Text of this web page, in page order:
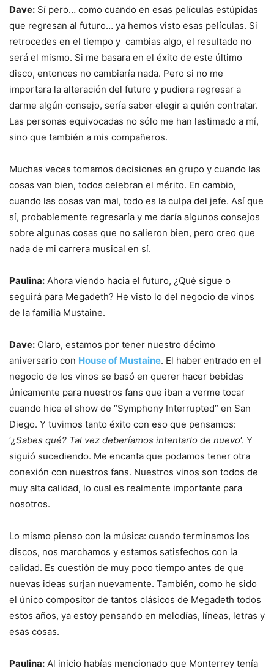
Dave: Sí pero… como cuando en esas películas estúpidas
que regresan al futuro… ya hemos visto esas películas. Si
retrocedes en el tiempo y cambias algo, el resultado no
será el mismo. Si me basara en el éxito de este último
disco, entonces no cambiaría nada. Pero si no me
importara la alteración del futuro y pudiera regresar a
darme algún consejo, sería saber elegir a quién contratar.
Las personas equivocadas no sólo me han lastimado a mí,
sino que también a mis compañeros.
Muchas veces tomamos decisiones en grupo y cuando las
cosas van bien, todos celebran el mérito. En cambio,
cuando las cosas van mal, todo es la culpa del jefe. Así que
sí, probablemente regresaría y me daría algunos consejos
sobre algunas cosas que no salieron bien, pero creo que
nada de mi carrera musical en sí.
Paulina: Ahora viendo hacia el futuro, ¿Qué sigue o
seguirá para Megadeth? He visto lo del negocio de vinos
de la familia Mustaine.
Dave: Claro, estamos por tener nuestro décimo
aniversario con House of Mustaine. El haber entrado en el
negocio de los vinos se basó en querer hacer bebidas
únicamente para nuestros fans que iban a verme tocar
cuando hice el show de “Symphony Interrupted” en San
Diego. Y tuvimos tanto éxito con eso que pensamos:
‘¿Sabes qué? Tal vez deberíamos intentarlo de nuevo‘. Y
siguió sucediendo. Me encanta que podamos tener otra
conexión con nuestros fans. Nuestros vinos son todos de
muy alta calidad, lo cual es realmente importante para
nosotros.
Lo mismo pienso con la música: cuando terminamos los
discos, nos marchamos y estamos satisfechos con la
calidad. Es cuestión de muy poco tiempo antes de que
nuevas ideas surjan nuevamente. También, como he sido
el único compositor de tantos clásicos de Megadeth todos
estos años, ya estoy pensando en melodías, líneas, letras y
esas cosas.
Paulina: Al inicio habías mencionado que Monterrey tenía